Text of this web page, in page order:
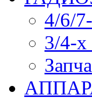
4/6/
3/4-х